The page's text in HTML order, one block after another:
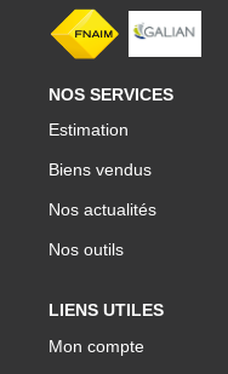
NOS SERVICES
Estimation
Biens vendus
Nos actualités
Nos outils
LIENS UTILES
Mon compte